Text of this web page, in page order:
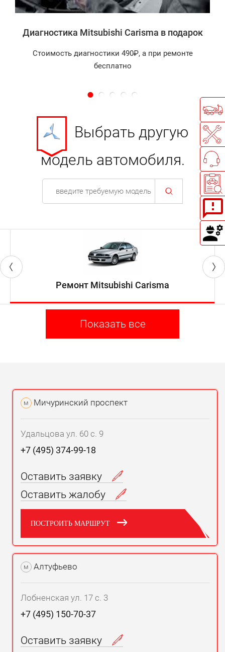
Диагностика Mitsubishi Carisma в подарок
Стоимость диагностики 490₽, а при ремонте
бесплатно
Выбрать другую
модель автомобиля.
Ремонт Mitsubishi Carisma
Показать все
м Мичуринский проспект
Удальцова ул. 60 с. 9
+7 (495) 374-99-18
Оставить заявку
Оставить жалобу
ПОСТРОИТЬ МАРШРУТ
м Алтуфьево
Лобненская ул. 17 с. 3
+7 (495) 150-70-37
Оставить заявку